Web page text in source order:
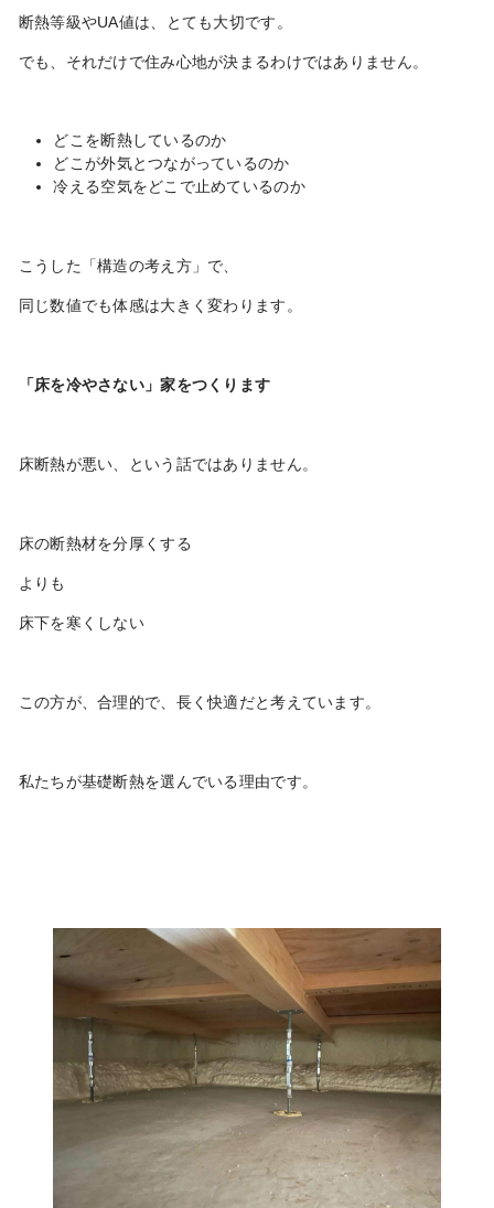
断熱等級やUA値は、とても大切です。
でも、それだけで住み心地が決まるわけではありません。
どこを断熱しているのか
どこが外気とつながっているのか
冷える空気をどこで止めているのか
こうした「構造の考え方」で、
同じ数値でも体感は大きく変わります。
「床を冷やさない」家をつくります
床断熱が悪い、という話ではありません。
床の断熱材を分厚くする
よりも
床下を寒くしない
この方が、合理的で、長く快適だと考えています。
私たちが基礎断熱を選んでいる理由です。